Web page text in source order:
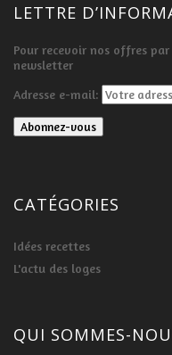
LETTRE
Pour recevoir nos offres
newsletter
Adresse e-mail:
CATÉGORIES
Idées recettes
L'actu des loges
QUI SOMMES-